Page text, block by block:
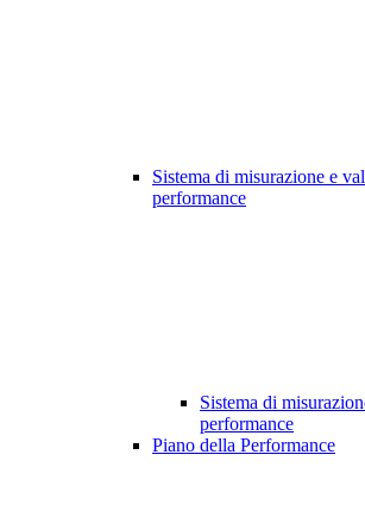
Sistema di misurazione e
performance
Sistema di
performance
Piano della Performance